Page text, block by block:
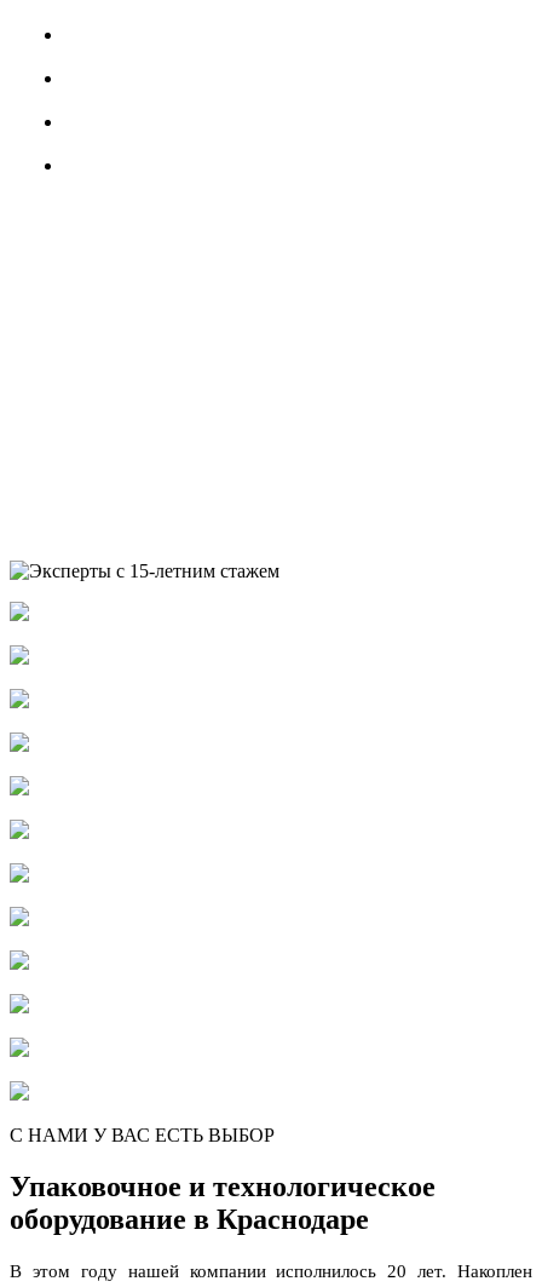
С НАМИ У ВАС ЕСТЬ ВЫБОР
Упаковочное и технологическое
оборудование в Краснодаре
В этом году нашей компании исполнилось 20 лет. Накоплен